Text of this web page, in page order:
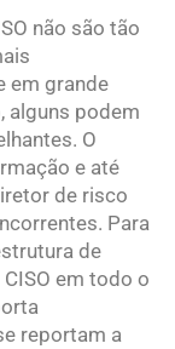
não são tão
em grande
alguns podem
O
e até
de risco
Para
de
em todo o
reportam a